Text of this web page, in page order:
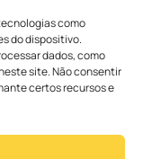
como
do dispositivo.
dados, como
site. Não consentir
certos recursos e
da Educação